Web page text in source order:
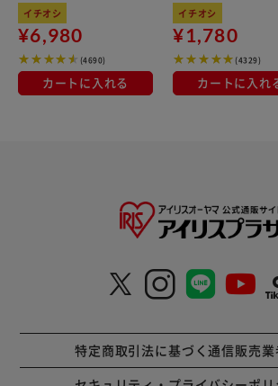
kg×3袋
イチオシ
¥6,980
(4690)
カートに入れる
100％使用
イチオシ
¥1,780
(4329)
カートに入れ
特定商取引法に基づく通信販売業